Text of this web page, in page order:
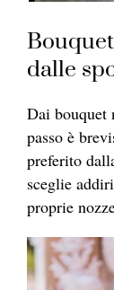
dalle
Dai bouquet
passo è
preferito
sceglie
proprie